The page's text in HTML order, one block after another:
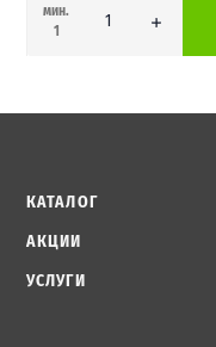
мин.
1
КАТАЛОГ
АКЦИИ
УСЛУГИ